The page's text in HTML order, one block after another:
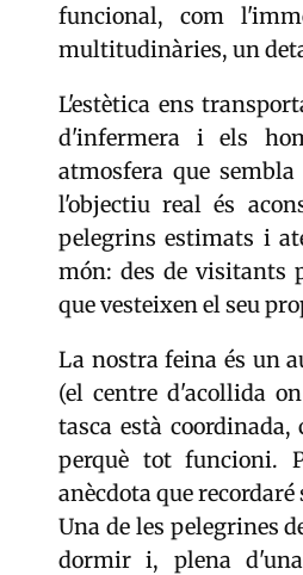
funcional, com
multitudinàries, un
L'estètica ens
d'infermera i els
atmosfera que
l'objectiu real és
pelegrins estimats i
món: des de visitants
que vesteixen el seu
La nostra feina és un
(el centre d'acollida
tasca està
perquè tot funcioni.
anècdota que
Una de les pelegrines
dormir i, plena d'una